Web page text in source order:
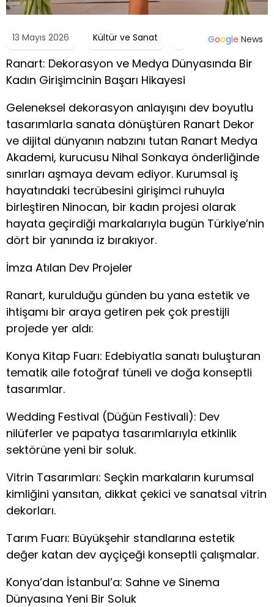
13 Mayıs 2026 Kültür ve Sanat Google News
Ranart: Dekorasyon ve Medya Dünyasında Bir
Kadın Girişimcinin Başarı Hikayesi
Geleneksel dekorasyon anlayışını dev boyutlu
tasarımlarla sanata dönüştüren Ranart Dekor
ve dijital dünyanın nabzını tutan Ranart Medya
Akademi, kurucusu Nihal Sonkaya önderliğinde
sınırları aşmaya devam ediyor. Kurumsal iş
hayatındaki tecrübesini girişimci ruhuyla
birleştiren Ninocan, bir kadın projesi olarak
hayata geçirdiği markalarıyla bugün Türkiye’nin
dört bir yanında iz bırakıyor.
İmza Atılan Dev Projeler
​Ranart, kurulduğu günden bu yana estetik ve
ihtişamı bir araya getiren pek çok prestijli
projede yer aldı:
Konya Kitap Fuarı: Edebiyatla sanatı buluşturan
tematik aile fotoğraf tüneli ve doğa konseptli
tasarımlar.
Wedding Festival (Düğün Festivali): Dev
nilüferler ve papatya tasarımlarıyla etkinlik
sektörüne yeni bir soluk.
Vitrin Tasarımları: Seçkin markaların kurumsal
kimliğini yansıtan, dikkat çekici ve sanatsal vitrin
dekorları.
Tarım Fuarı: Büyükşehir standlarına estetik
değer katan dev ayçiçeği konseptli çalışmalar.
Konya’dan İstanbul’a: Sahne ve Sinema
Dünyasına Yeni Bir Soluk